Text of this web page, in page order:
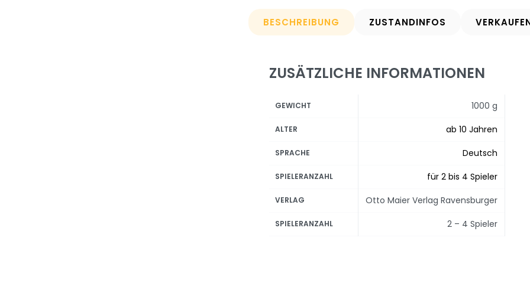
BESCHREIBUNG ZUSTANDINFOS
ZUSÄTZLICHE INFORMATIONEN
GEWICHT 1000 g
ALTER ab 10 Jahren
SPRACHE Deutsch
SPIELERANZAHL für 2 bis 4 Spieler
VERLAG Otto Maier Verlag Ravensburger
SPIELERANZAHL 2 – 4 Spieler